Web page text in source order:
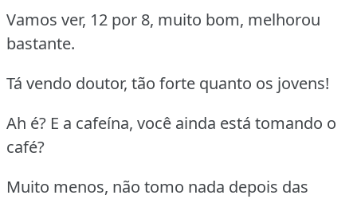
Vamos ver, 12 por 8, muito bom, melhorou
bastante.
Tá vendo doutor, tão forte quanto os jovens!
Ah é? E a cafeína, você ainda está tomando o
café?
Muito menos, não tomo nada depois das